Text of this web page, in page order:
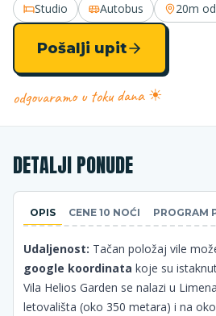
Studio Autobus 20m
Pošalji upit
odgovaramo u toku dana ☀
DETALJI PONUDE
OPIS CENE 10 NOĆI PROGRAM
Udaljenost: Tačan položaj vile
google koordinata koje su
Vila Helios Garden se nalazi u
letovališta (oko 350 metara) i na